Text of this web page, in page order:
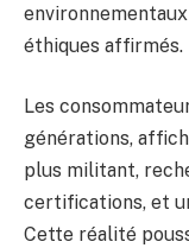
éthiques affirmés.
Les
générations,
plus militant,
certifications, et
Cette réalité